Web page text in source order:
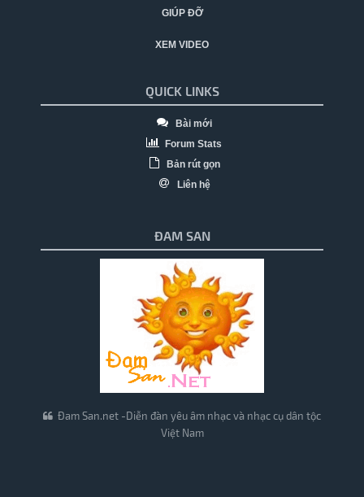
GIÚP ĐỠ
XEM VIDEO
QUICK LINKS
Bài mới
Forum Stats
Bản rút gọn
Liên hệ
ĐAM SAN
Đam San.net -Diễn đàn yêu âm nhạc và nhạc cụ dân tộc
Việt Nam